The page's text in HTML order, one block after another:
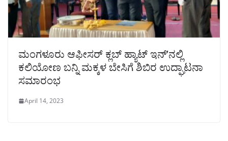
ಮಂಗಳೂರು ಆಫೀಸರ್ ಕ್ಲಬ್ ಹ್ಯಾಟ್ ಇನ್’ನಲ್ಲಿ
ಕಲಿಯೋಣ ಬನ್ನಿ ಮಕ್ಕಳ ಬೇಸಿಗೆ ಶಿಬಿರ ಉದ್ಘಾಟನಾ
ಸಮಾರಂಭ
April 14, 2023